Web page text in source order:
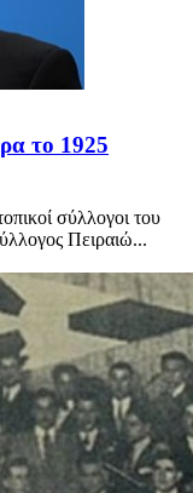
το 1925
σύλλογοι του
Πειραιώ...